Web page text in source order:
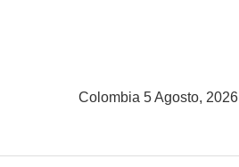
Colombia 5 Agosto, 2026